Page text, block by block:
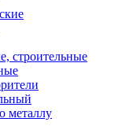
строительные
металлу